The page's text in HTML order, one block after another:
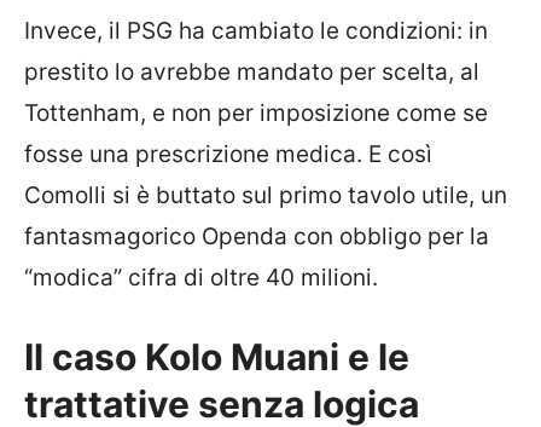
Invece, il PSG ha cambiato le condizioni: in
prestito lo avrebbe mandato per scelta, al
Tottenham, e non per imposizione come se
fosse una prescrizione medica. E così
Comolli si è buttato sul primo tavolo utile, un
fantasmagorico Openda con obbligo per la
“modica” cifra di oltre 40 milioni.
Il caso Kolo Muani e le
trattative senza logica